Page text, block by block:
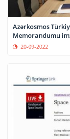
Azərkosmos
Memorandumu
20-09-2022